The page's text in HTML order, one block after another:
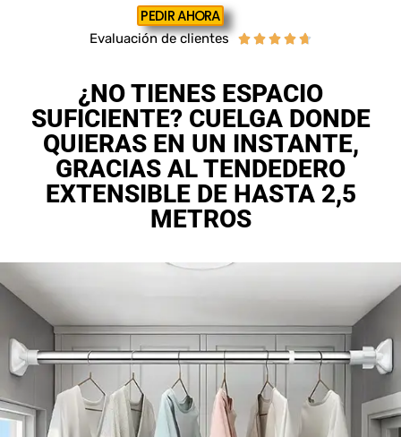
PEDIR AHORA
Evaluación de clientes     
¿NO TIENES ESPACIO
SUFICIENTE? CUELGA DONDE
QUIERAS EN UN INSTANTE,
GRACIAS AL TENDEDERO
EXTENSIBLE DE HASTA 2,5
METROS